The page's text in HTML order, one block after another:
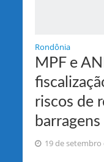
Rondônia
MPF e
riscos de
19 de setembro